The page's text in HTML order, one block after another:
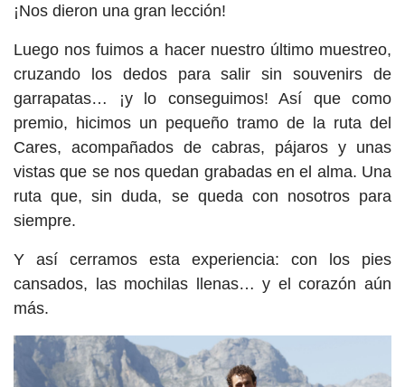
¡Nos dieron una gran lección!
Luego nos fuimos a hacer nuestro último muestreo,
cruzando los dedos para salir sin souvenirs de
garrapatas… ¡y lo conseguimos! Así que como
premio, hicimos un pequeño tramo de la ruta del
Cares, acompañados de cabras, pájaros y unas
vistas que se nos quedan grabadas en el alma. Una
ruta que, sin duda, se queda con nosotros para
siempre.
Y así cerramos esta experiencia: con los pies
cansados, las mochilas llenas… y el corazón aún
más.